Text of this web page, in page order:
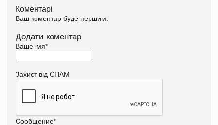
Коментарі
Ваш коментар буде першим.
Додати коментар
Ваше імя*
Захист від СПАМ
Сообщение*